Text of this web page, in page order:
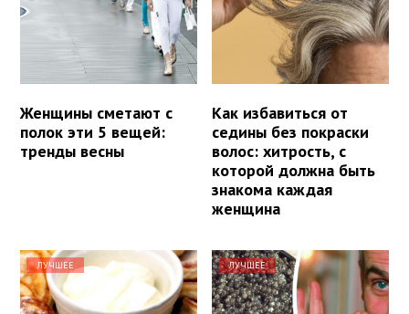
Женщины сметают с
полок эти 5 вещей:
тренды весны
Как избавиться от
седины без покраски
волос: хитрость, с
которой должна быть
знакома каждая
женщина
ЛУЧШЕЕ ЛУЧШЕЕ